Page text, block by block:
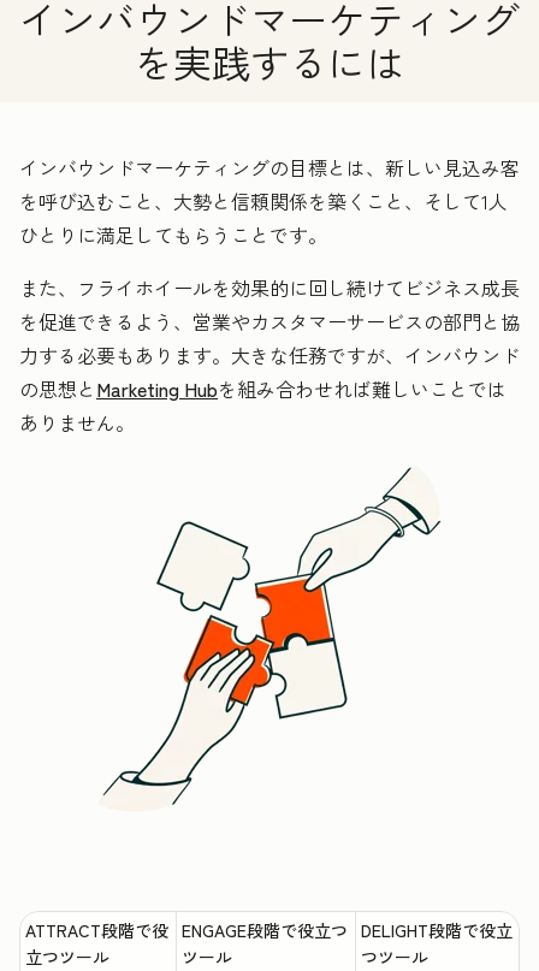
インバウンドマーケティング
を実践するには
インバウンドマーケティングの目標とは、新しい見込み客
を呼び込むこと、大勢と信頼関係を築くこと、そして1人
ひとりに満足してもらうことです。
また、フライホイールを効果的に回し続けてビジネス成長
を促進できるよう、営業やカスタマーサービスの部門と協
力する必要もあります。大きな任務ですが、インバウンド
の思想と Marketing Hubを組み合わせれば難しいことでは
ありません。
ATTRACT段階で役
立つツール
ENGAGE段階で役立つ
ツール
DELIGHT段階で役立
つツール